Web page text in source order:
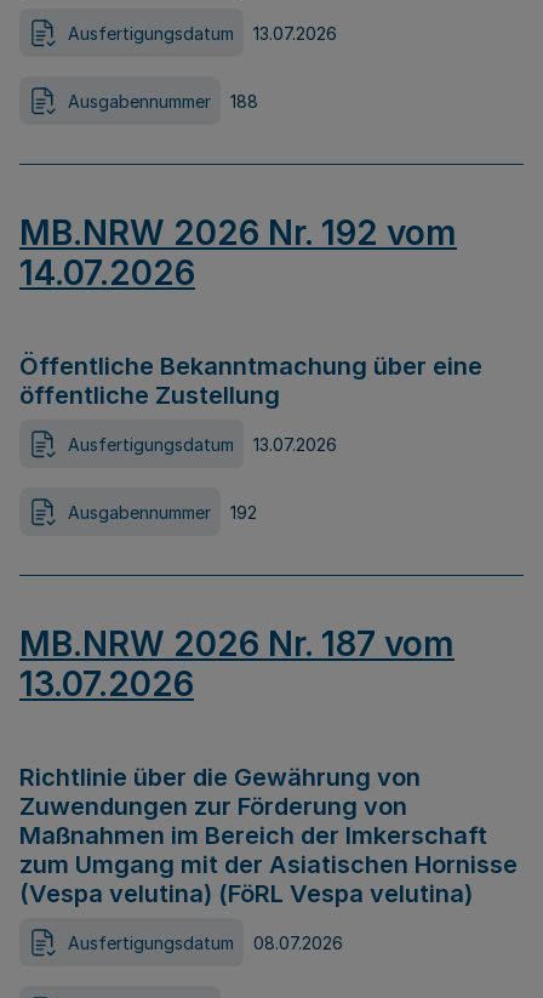
Ausfertigungsdatum 13.07.2026
Ausgabennummer 188
MB.NRW 2026 Nr. 192 vom
14.07.2026
Öffentliche Bekanntmachung über eine
öffentliche Zustellung
Ausfertigungsdatum 13.07.2026
Ausgabennummer 192
MB.NRW 2026 Nr. 187 vom
13.07.2026
Richtlinie über die Gewährung von
Zuwendungen zur Förderung von
Maßnahmen im Bereich der Imkerschaft
zum Umgang mit der Asiatischen Hornisse
(Vespa velutina) (FöRL Vespa velutina)
Ausfertigungsdatum 08.07.2026